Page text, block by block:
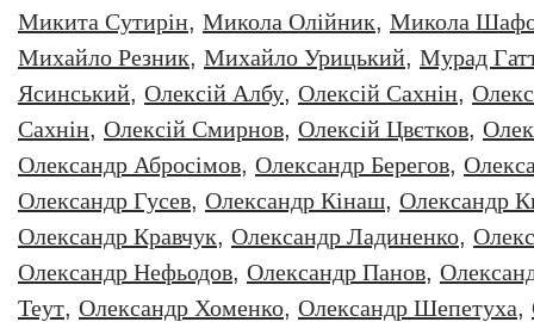
Микита Сутирін, Микола Олійник, Микола
Михайло Резник, Михайло Урицький, Мурад
Ясинський, Олексiй Албу, Олексiй Сахнiн,
Сахнін, Олексій Смирнов, Олексій Цвєтков,
Олександр Абросімов, Олександр Берегов,
Олександр Гусев, Олександр Кінаш, Олександр
Олександр Кравчук, Олександр Ладиненко,
Олександр Нефьодов, Олександр Панов,
Теут, Олександр Хоменко, Олександр Шепетуха,